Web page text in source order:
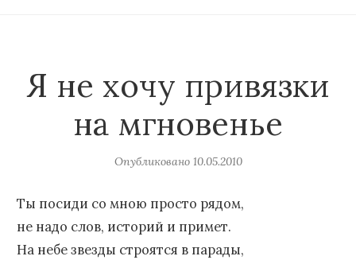
Я не хочу привязки
на мгновенье
Опубликовано 10.05.2010
Ты посиди со мною просто рядом,
не надо слов, историй и примет.
На небе звезды строятся в парады,